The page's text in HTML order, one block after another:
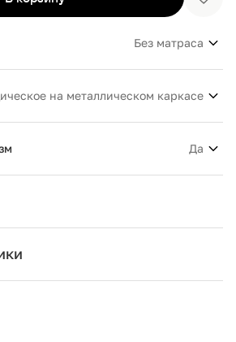
Без матраса
на металлическом каркасе
Да